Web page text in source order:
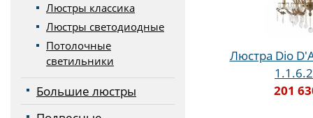
Люстры классика
Люстры светодиодные
Потолочные
светильники
Большие люстры
Люстра Dio
201